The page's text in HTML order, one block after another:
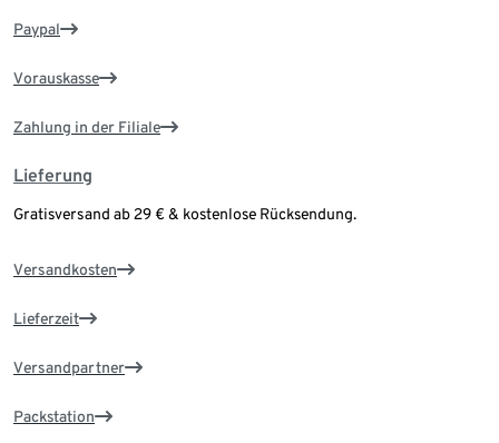
Paypal
Vorauskasse
Zahlung in der Filiale
Lieferung
Gratisversand ab 29 € & kostenlose Rücksendung.
Versandkosten
Lieferzeit
Versandpartner
Packstation